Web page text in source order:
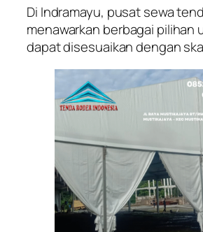
Di Indramayu, pusat sewa
menawarkan berbagai pilihan
dapat disesuaikan dengan